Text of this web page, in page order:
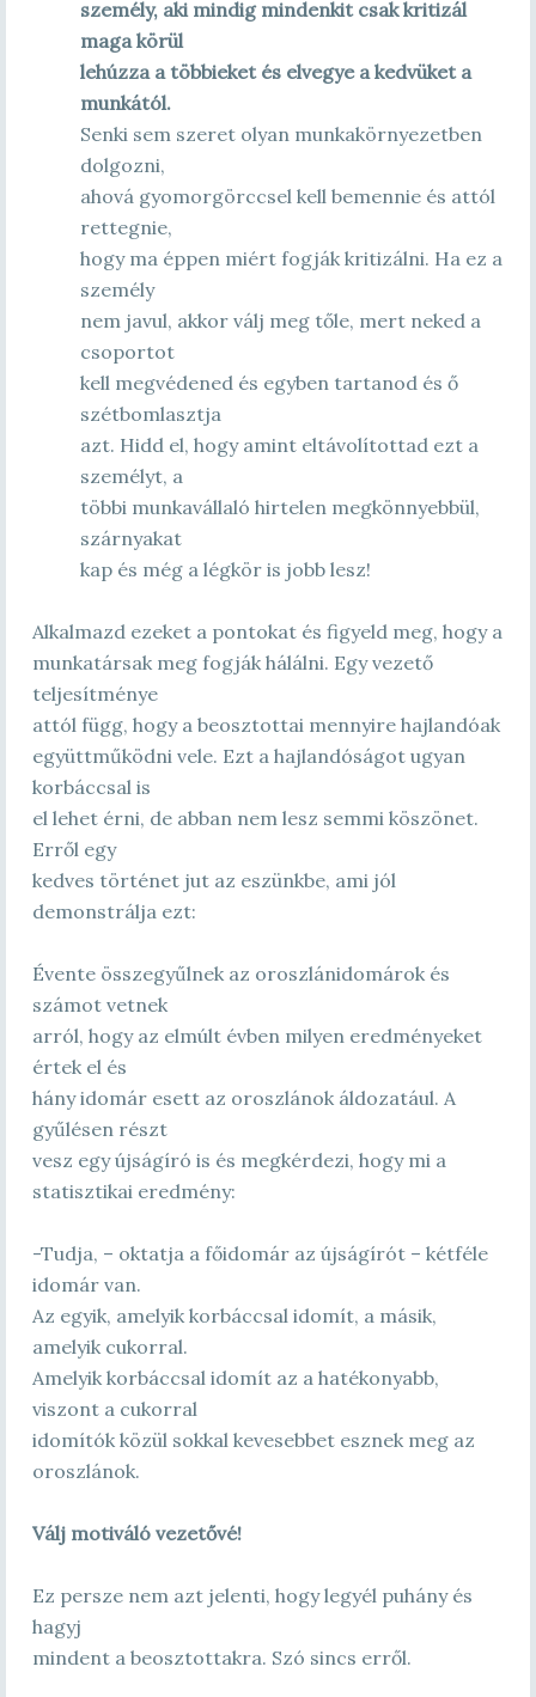
személy, aki mindig mindenkit csak kritizál
maga körül
lehúzza a többieket és elvegye a kedvüket a
munkától.
Senki sem szeret olyan munkakörnyezetben
dolgozni,
ahová gyomorgörccsel kell bemennie és attól
rettegnie,
hogy ma éppen miért fogják kritizálni. Ha ez a
személy
nem javul, akkor válj meg tőle, mert neked a
csoportot
kell megvédened és egyben tartanod és ő
szétbomlasztja
azt. Hidd el, hogy amint eltávolítottad ezt a
személyt, a
többi munkavállaló hirtelen megkönnyebbül,
szárnyakat
kap és még a légkör is jobb lesz!
Alkalmazd ezeket a pontokat és figyeld meg, hogy a
munkatársak meg fogják hálálni. Egy vezető
teljesítménye
attól függ, hogy a beosztottai mennyire hajlandóak
együttműködni vele. Ezt a hajlandóságot ugyan
korbáccsal is
el lehet érni, de abban nem lesz semmi köszönet.
Erről egy
kedves történet jut az eszünkbe, ami jól
demonstrálja ezt:
Évente összegyűlnek az oroszlánidomárok és
számot vetnek
arról, hogy az elmúlt évben milyen eredményeket
értek el és
hány idomár esett az oroszlánok áldozatául. A
gyűlésen részt
vesz egy újságíró is és megkérdezi, hogy mi a
statisztikai eredmény:
-Tudja, – oktatja a főidomár az újságírót – kétféle
idomár van.
Az egyik, amelyik korbáccsal idomít, a másik,
amelyik cukorral.
Amelyik korbáccsal idomít az a hatékonyabb,
viszont a cukorral
idomítók közül sokkal kevesebbet esznek meg az
oroszlánok.
Válj motiváló vezetővé!
Ez persze nem azt jelenti, hogy legyél puhány és
hagyj
mindent a beosztottakra. Szó sincs erről.